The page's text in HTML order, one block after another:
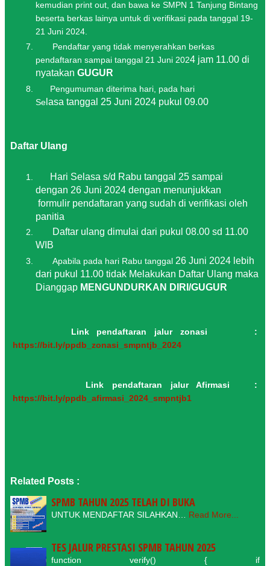
kemudian print out, dan bawa ke SMPN 1 Tanjung Bintang
beserta berkas lainya untuk di verifikasi pada tanggal 19-
21 Juni 2024.
Pendaftar yang tidak menyerahkan berkas
pendaftaran sampai tanggal 21 Juni 2024 jam 11.00 di
nyatakan GUGUR
Pengumuman diterima hari, pada hari
Se lasa tanggal 25 Juni 2024 pukul 09.00
Daftar Ulang
Hari Se lasa s/d Rabu tanggal 25 sampai
dengan 26 Juni 2024 dengan menunjukkan
formulir pendaftaran yang sudah di verifikasi oleh
panitia
Daftar ulang dimulai dari pukul 08.00 sd 11.00
WIB
Apabila pada hari Rabu tanggal 26 Juni 2024 lebih
dari pukul 11.00 tidak Melakukan Daftar Ulang maka
Dianggap MENGUNDURKAN DIRI/GUGUR
Link pendaftaran jalur zonasi :
https://bit.ly/ppdb_zonasi_smpntjb_2024
Link pendaftaran jalur Afirmasi :
https://bit.ly/ppdb_afirmasi_2024_smpntjb1
Related Posts :
SPMB TAHUN 2025 TELAH DI BUKA
UNTUK MENDAFTAR SILAHKAN… Read More...
TES JALUR PRESTASI SPMB TAHUN 2025
function verify() { if